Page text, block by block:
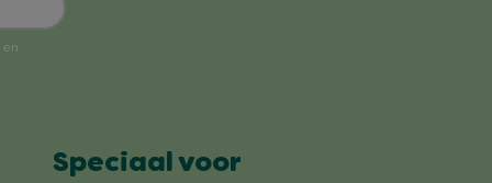
Speciaal voor